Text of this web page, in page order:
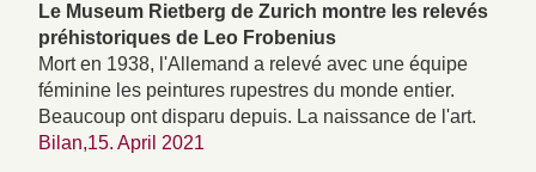
Le Museum Rietberg de Zurich montre les relevés
préhistoriques de Leo Frobenius
Mort en 1938, l'Allemand a relevé avec une équipe
féminine les peintures rupestres du monde entier.
Beaucoup ont disparu depuis. La naissance de l'art.
Bilan,15. April 2021